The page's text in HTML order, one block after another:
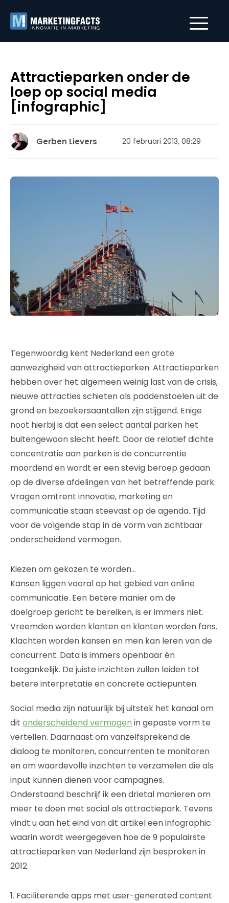
Attractieparken onder de
loep op social media
[infographic]
Gerben Lievers 20 februari 2013, 08:29
Tegenwoordig kent Nederland een grote
aanwezigheid van attractieparken. Attractieparken
hebben over het algemeen weinig last van de crisis,
nieuwe attracties schieten als paddenstoelen uit de
grond en bezoekersaantallen zijn stijgend. Enige
noot hierbij is dat een select aantal parken het
buitengewoon slecht heeft. Door de relatief dichte
concentratie aan parken is de concurrentie
moordend en wordt er een stevig beroep gedaan
op de diverse afdelingen van het betreffende park.
Vragen omtrent innovatie, marketing en
communicatie staan steevast op de agenda. Tijd
voor de volgende stap in de vorm van zichtbaar
onderscheidend vermogen.
Kiezen om gekozen te worden…
Kansen liggen vooral op het gebied van online
communicatie. Een betere manier om de
doelgroep gericht te bereiken, is er immers niet.
Vreemden worden klanten en klanten worden fans.
Klachten worden kansen en men kan leren van de
concurrent. Data is immers openbaar én
toegankelijk. De juiste inzichten zullen leiden tot
betere interpretatie en concrete actiepunten.
Social media zijn natuurlijk bij uitstek het kanaal om
dit onderscheidend vermogen in gepaste vorm te
vertellen. Daarnaast om vanzelfsprekend de
dialoog te monitoren, concurrenten te monitoren
en om waardevolle inzichten te verzamelen die als
input kunnen dienen voor campagnes.
Onderstaand beschrijf ik een drietal manieren om
meer te doen met social als attractiepark. Tevens
vindt u aan het eind van dit artikel een infographic
waarin wordt weergegeven hoe de 9 populairste
attractieparken van Nederland zijn besproken in
2012.
1. Faciliterende apps met user-generated content